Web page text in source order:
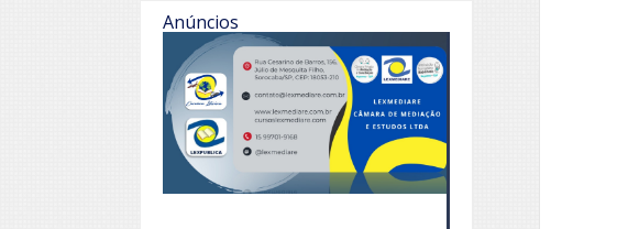
Anúncios